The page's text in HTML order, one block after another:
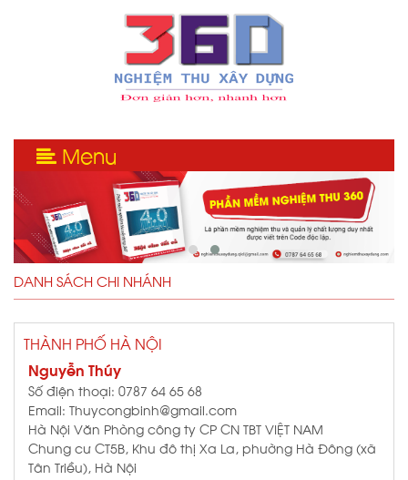
Menu
DANH SÁCH CHI NHÁNH
THÀNH PHỐ HÀ NỘI
Nguyễn Thúy
Số điện thoại: 0787 64 65 68
Email: Thuycongbinh@gmail.com
Hà Nội Văn Phòng công ty CP CN TBT VIỆT NAM
Chung cư CT5B, Khu đô thị Xa La, phường Hà Đông (xã
Tân Triều), Hà Nội